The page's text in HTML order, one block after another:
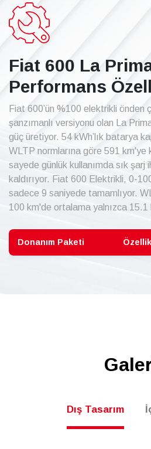
Fiat 600 La
Performans
Fiat 600’ün %100 elektrikli önden
şanzımanlı versiyonu olan La
güç üretiyor. 54 kWh’lık batarya
WLTP normlarına göre 591 km'ye
sayede günlük kullanımda sık şarj
kaldırıyor. Fiat 600 Elektrikli, 0-
sadece 9 saniyede tamamlıyor.
100 km'de ortalama yalnızca
Donanım Paketi
Dış Tasarım